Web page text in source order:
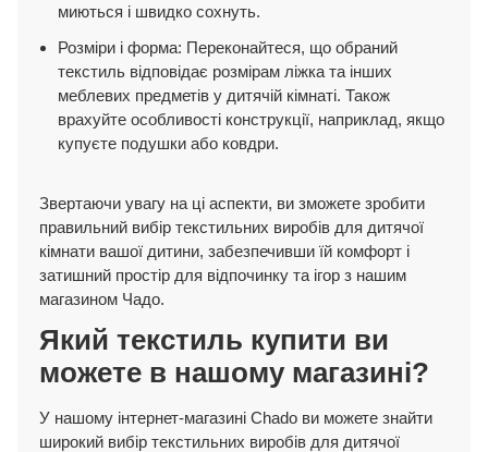
миються і швидко сохнуть.
Розміри і форма: Переконайтеся, що обраний
текстиль відповідає розмірам ліжка та інших
меблевих предметів у дитячій кімнаті. Також
врахуйте особливості конструкції, наприклад, якщо
купуєте подушки або ковдри.
Звертаючи увагу на ці аспекти, ви зможете зробити
правильний вибір текстильних виробів для дитячої
кімнати вашої дитини, забезпечивши їй комфорт і
затишний простір для відпочинку та ігор з нашим
магазином Чадо.
Який текстиль купити ви
можете в нашому магазині?
У нашому інтернет-магазині Chado ви можете знайти
широкий вибір текстильних виробів для дитячої